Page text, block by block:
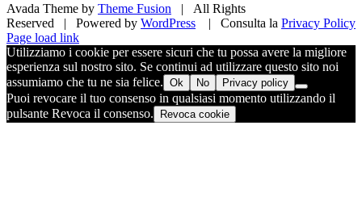
Avada Theme by Theme Fusion | All Rights
Reserved | Powered by WordPress | Consulta la Privacy Policy
Facebook
X
Pinterest
Instagram
Page load link
Utilizziamo i cookie per essere sicuri che tu possa avere la migliore
esperienza sul nostro sito. Se continui ad utilizzare questo sito noi
assumiamo che tu ne sia felice. Ok No Privacy policy
Puoi revocare il tuo consenso in qualsiasi momento utilizzando il
pulsante Revoca il consenso.
Revoca cookie